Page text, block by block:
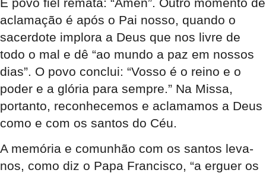
aclamação é após o Pai nosso, quando o
sacerdote implora a Deus que nos livre de
todo o mal e dê “ao mundo a paz em nossos
dias”. O povo conclui: “Vosso é o reino e o
poder e a glória para sempre.” Na Missa,
portanto, reconhecemos e aclamamos a Deus
como e com os santos do Céu.
A memória e comunhão com os santos leva-
nos, como diz o Papa Francisco, “a erguer os